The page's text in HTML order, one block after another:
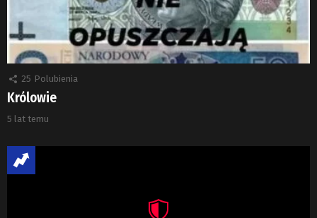
25 Polubienia
Królowie
5 lat temu